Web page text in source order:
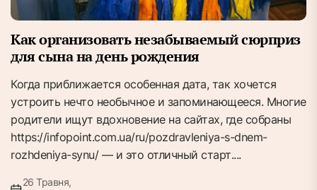
Как организовать незабываемый сюрприз
для сына на день рождения
Когда приближается особенная дата, так хочется
устроить нечто необычное и запоминающееся. Многие
родители ищут вдохновение на сайтах, где собраны
https://infopoint.com.ua/ru/pozdravleniya-s-dnem-
rozhdeniya-synu/ — и это отличный старт....
26 Травня,